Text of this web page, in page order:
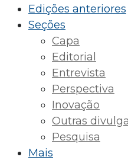
Edições anteriores
Seções
Capa
Editorial
Entrevista
Perspectiva
Inovação
Outras
Pesquisa
Mais